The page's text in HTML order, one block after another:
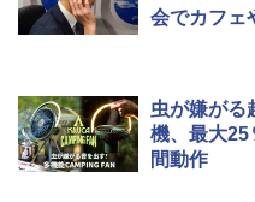
会でカフェ
虫が嫌がる
機、最大25
間動作